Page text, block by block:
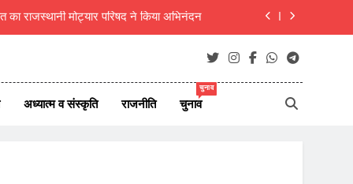
जीवन परिवर्तन का आधार- मुक्तांजना श्री जी
‘असमनी’ की नवीन प्रदेश कार्यकारिणी गठित
अध्यात्म व संस्कृति राजनीति चुनाव
चुनाव